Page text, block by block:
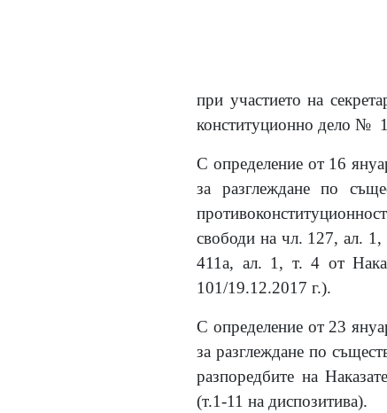
при участието на
конституционно дело №
С определение от 16
за разглеждане по
свободи на чл. 127, ал.
411а, ал. 1, т. 4 от
101/19.12.2017 г.).
С определение от 23
за разглеждане по
разпоредбите на
(т.1-11 на диспозитива).